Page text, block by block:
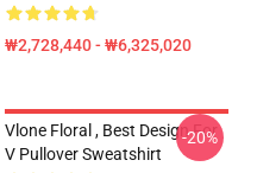
₩2,728,440 - ₩6,325,020
Vlone Floral , Best Design For
V Pullover Sweatshirt
-20%